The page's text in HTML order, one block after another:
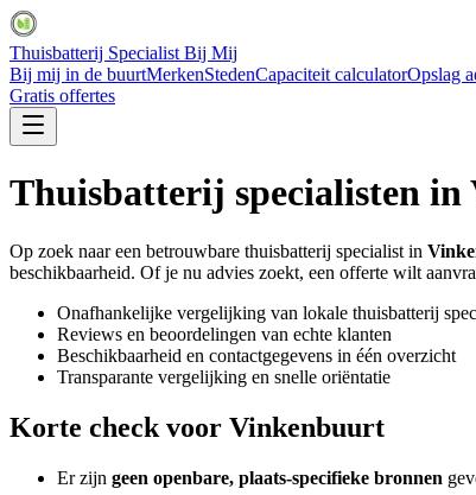
Thuisbatterij Specialist Bij Mij
Bij mij in de buurtMerkenStedenCapaciteit calculatorOpslag
Gratis offertes
Thuisbatterij specialisten in
Op zoek naar een betrouwbare thuisbatterij specialist in
beschikbaarheid. Of je nu advies zoekt, een offerte wilt
Onafhankelijke vergelijking van lokale thuisbatterij
Reviews en beoordelingen van echte klanten
Beschikbaarheid en contactgegevens in één overzicht
Transparante vergelijking en snelle oriëntatie
Korte check voor Vinkenbuurt
Er zijn geen openbare, plaats-specifieke bronnen